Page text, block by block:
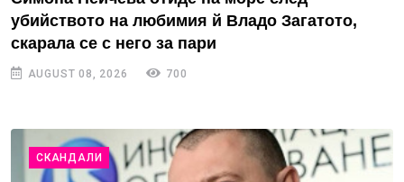
убийството на любимия й Владо Загатото,
скарала се с него за пари
AUGUST 08, 2026 700
СКАНДАЛИ